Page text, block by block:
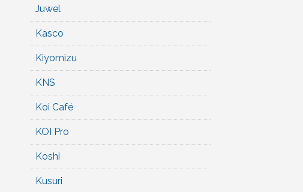
Juwel
Kasco
Kiyomizu
KNS
Koi Café
KOI Pro
Koshi
Kusuri